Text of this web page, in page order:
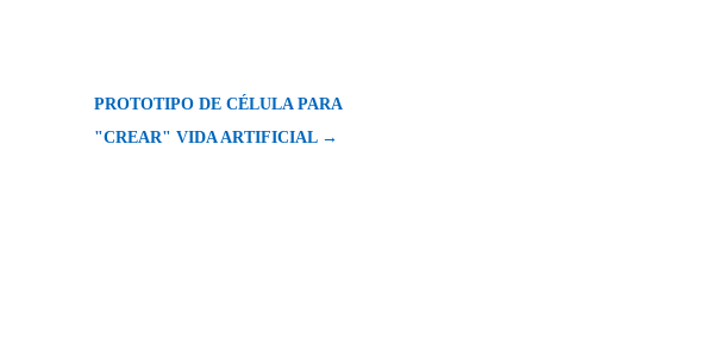
PROTOTIPO DE CÉLULA PARA
"CREAR" VIDA ARTIFICIAL →